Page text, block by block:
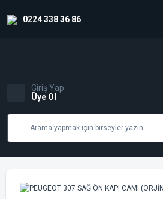
0224 338 36 86
Giriş Yap
Üye Ol